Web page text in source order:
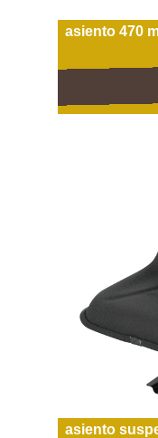
asiento 470
asiento